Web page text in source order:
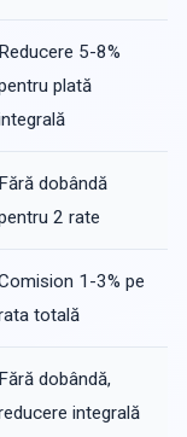
Reducere 5-8%
plată
Fără dobândă
2 rate
1-3% pe
totală
Fără dobândă,
integrală